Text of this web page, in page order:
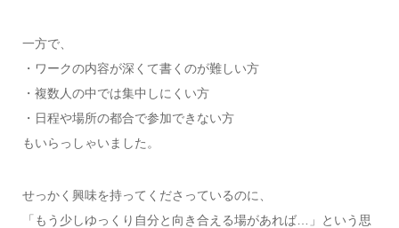
一方で、
・ワークの内容が深くて書くのが難しい方
・複数人の中では集中しにくい方
・日程や場所の都合で参加できない方
もいらっしゃいました。
せっかく興味を持ってくださっているのに、
「もう少しゆっくり自分と向き合える場があれば…」という思